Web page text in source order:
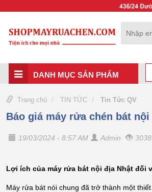
DANH MỤC SẢN PHẨM
Trang chủ TIN TỨC Tin Tức QV
Báo giá máy rửa chén bát
19/03/2024 - 8:57 AM Admin
Lợi ích của máy rửa bát nội địa Nhật đối
Máy rửa bát nói chung đã trở thành một